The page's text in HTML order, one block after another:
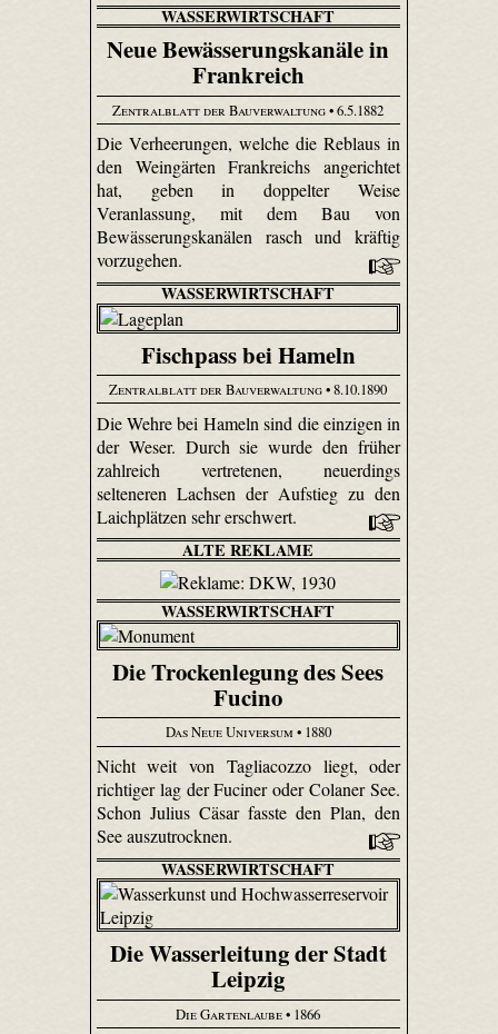
WASSERWIRTSCHAFT
Neue Bewässerungskanäle in
Frankreich
Zentralblatt der Bauverwaltung• 6.5.1882
Die Verheerungen, welche die Reblaus in
den Weingärten Frankreichs angerichtet
hat, geben in doppelter Weise
Veranlassung, mit dem Bau von
Bewässerungskanälen rasch und kräftig
vorzugehen.
WASSERWIRTSCHAFT
Fischpass bei Hameln
Zentralblatt der Bauverwaltung• 8.10.1890
Die Wehre bei Hameln sind die einzigen in
der Weser. Durch sie wurde den früher
zahlreich vertretenen, neuerdings
selteneren Lachsen der Aufstieg zu den
Laichplätzen sehr erschwert.
ALTE REKLAME
WASSERWIRTSCHAFT
Die Trockenlegung des Sees
Fucino
Das Neue Universum• 1880
Nicht weit von Tagliacozzo liegt, oder
richtiger lag der Fuciner oder Colaner See.
Schon Julius Cäsar fasste den Plan, den
See auszutrocknen.
WASSERWIRTSCHAFT
Die Wasserleitung der Stadt
Leipzig
Die Gartenlaube• 1866